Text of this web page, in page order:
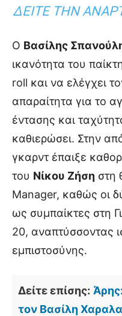
ΔΕΊΤΕ ΤΗΝ
Ο Βασίλης
ικανότητα του
roll και να ελέγχει
απαραίτητα για το
έντασης και
καθιερώσει. Στην
γκαρντ έπαιξε
του Νίκου Ζήση στη
Manager, καθώς οι
ως συμπαίκτες στη
20, αναπτύσσοντας
εμπιστοσύνης.
Δείτε επίσης:
τον Βασίλη